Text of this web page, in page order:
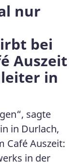
nur
bei
Auszeit
in
sagte
in Durlach,
Café Auszeit:
in der